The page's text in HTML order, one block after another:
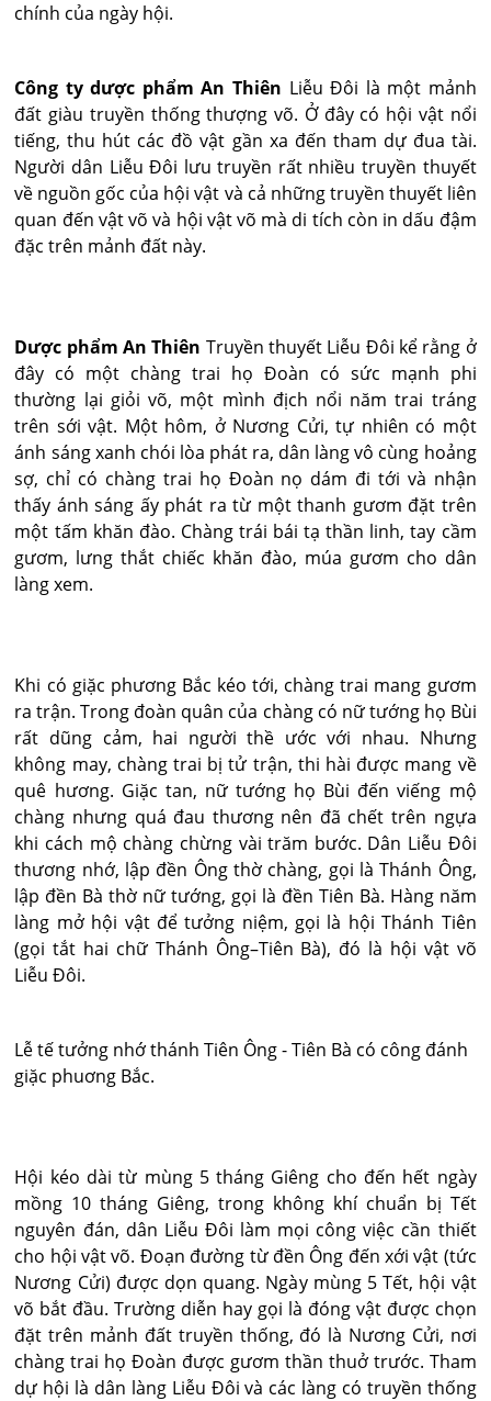
chính của ngày hội.
Công ty dược phẩm An Thiên Liễu Đôi là một mảnh
đất giàu truyền thống thượng võ. Ở đây có hội vật nổi
tiếng, thu hút các đồ vật gần xa đến tham dự đua tài.
Người dân Liễu Đôi lưu truyền rất nhiều truyền thuyết
về nguồn gốc của hội vật và cả những truyền thuyết liên
quan đến vật võ và hội vật võ mà di tích còn in dấu đậm
đặc trên mảnh đất này.
Dược phẩm An Thiên Truyền thuyết Liễu Đôi kể rằng ở
đây có một chàng trai họ Đoàn có sức mạnh phi
thường lại giỏi võ, một mình địch nổi năm trai tráng
trên sới vật. Một hôm, ở Nương Cửi, tự nhiên có một
ánh sáng xanh chói lòa phát ra, dân làng vô cùng hoảng
sợ, chỉ có chàng trai họ Đoàn nọ dám đi tới và nhận
thấy ánh sáng ấy phát ra từ một thanh gươm đặt trên
một tấm khăn đào. Chàng trái bái tạ thần linh, tay cầm
gươm, lưng thắt chiếc khăn đào, múa gươm cho dân
làng xem.
Khi có giặc phương Bắc kéo tới, chàng trai mang gươm
ra trận. Trong đoàn quân của chàng có nữ tướng họ Bùi
rất dũng cảm, hai người thề ước với nhau. Nhưng
không may, chàng trai bị tử trận, thi hài được mang về
quê hương. Giặc tan, nữ tướng họ Bùi đến viếng mộ
chàng nhưng quá đau thương nên đã chết trên ngựa
khi cách mộ chàng chừng vài trăm bước. Dân Liễu Đôi
thương nhớ, lập đền Ông thờ chàng, gọi là Thánh Ông,
lập đền Bà thờ nữ tướng, gọi là đền Tiên Bà. Hàng năm
làng mở hội vật để tưởng niệm, gọi là hội Thánh Tiên
(gọi tắt hai chữ Thánh Ông–Tiên Bà), đó là hội vật võ
Liễu Đôi.
Lễ tế tưởng nhớ thánh Tiên Ông - Tiên Bà có công đánh
giặc phuơng Bắc.
Hội kéo dài từ mùng 5 tháng Giêng cho đến hết ngày
mồng 10 tháng Giêng, trong không khí chuẩn bị Tết
nguyên đán, dân Liễu Đôi làm mọi công việc cần thiết
cho hội vật võ. Đoạn đường từ đền Ông đến xới vật (tức
Nương Cửi) được dọn quang. Ngày mùng 5 Tết, hội vật
võ bắt đầu. Trường diễn hay gọi là đóng vật được chọn
đặt trên mảnh đất truyền thống, đó là Nương Cửi, nơi
chàng trai họ Đoàn được gươm thần thuở trước. Tham
dự hội là dân làng Liễu Đôi và các làng có truyền thống